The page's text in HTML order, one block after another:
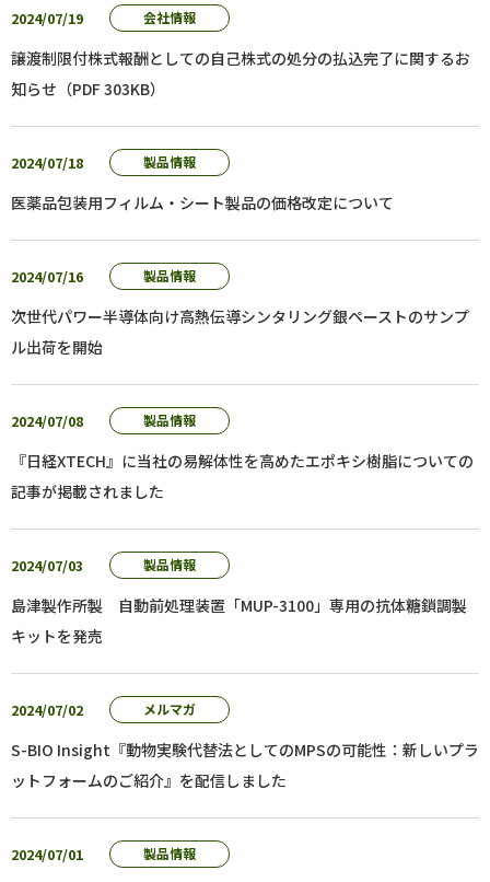
2024/07/19 会社情報
譲渡制限付株式報酬としての自己株式の処分の払込完了に関するお
知らせ（PDF 303KB）
2024/07/18 製品情報
医薬品包装用フィルム・シート製品の価格改定について
2024/07/16 製品情報
次世代パワー半導体向け高熱伝導シンタリング銀ペーストのサンプ
ル出荷を開始
2024/07/08 製品情報
『日経XTECH』に当社の易解体性を高めたエポキシ樹脂についての
記事が掲載されました
2024/07/03 製品情報
島津製作所製 自動前処理装置「MUP-3100」専用の抗体糖鎖調製
キットを発売
2024/07/02 メルマガ
S-BIO Insight『動物実験代替法としてのMPSの可能性：新しいプラ
ットフォームのご紹介』を配信しました
2024/07/01 製品情報